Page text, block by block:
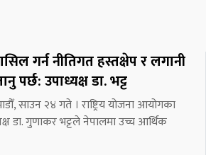
गर्न नीतिगत हस्तक्षेप र लगानी
पर्छ: उपाध्यक्ष डा. भट्ट
साउन २४ गते । राष्ट्रिय योजना आयोगका
डा. गुणाकर भट्टले नेपालमा उच्च आर्थिक